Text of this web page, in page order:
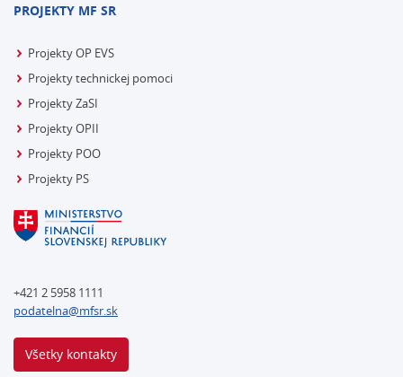
PROJEKTY MF SR
Projekty OP EVS
Projekty technickej pomoci
Projekty ZaSI
Projekty OPII
Projekty POO
Projekty PS
+421 2 5958 1111
podatelna@mfsr.sk
Všetky kontakty